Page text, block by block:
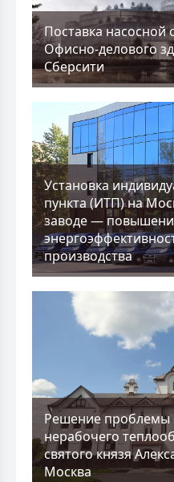
Поставка насосной
Офисно-делового
Сберсити
Установка
пункта (ИТП) на
заводе —
производства
Решение проблемы
нерабочего
святого князя
Москва